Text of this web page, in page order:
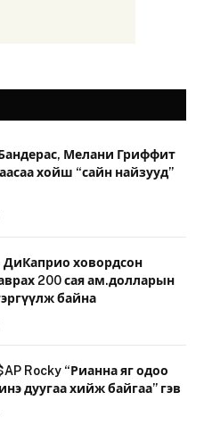
Мелани Гриффит
хойш “сайн найзууд”
ДиКаприо ховордсон
200 сая ам.долларын
байна
Rocky “Рианна яг одоо
дуугаа хийж байгаа” гэв